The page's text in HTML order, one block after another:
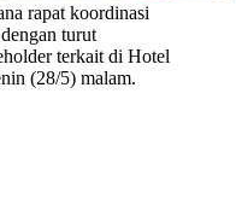
rapat koordinasi
turut
terkait di Hotel
(28/5) malam.